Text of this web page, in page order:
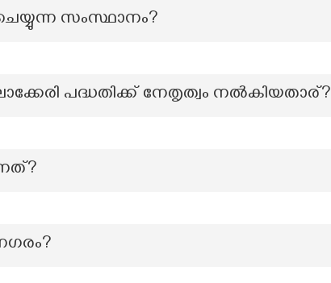
സംസ്ഥാനം?
പദ്ധതിക്ക് നേതൃത്വം നൽകിയതാര്?